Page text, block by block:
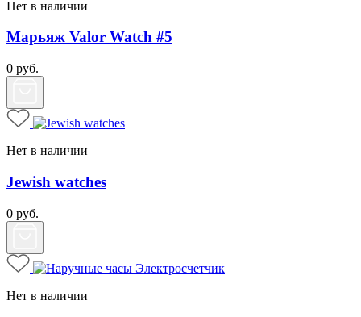
Нет в наличии
Марьяж Valor Watch #5
0 руб.
Нет в наличии
Jewish watches
0 руб.
Нет в наличии